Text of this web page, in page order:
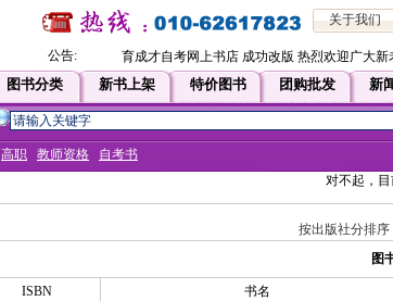
关于我们
公告: 育成才自考网上书店 成功改版 热烈欢迎广大新
图书分类 新书上架 特价图书 团购批发 新
高职 教师资格 自考书
对不起，目
按出版社分排序
图
ISBN 书名